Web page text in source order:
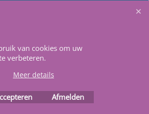
Webwinkel gemaakt met
ShopFactory webwinkel
van cookies om uw
verbeteren.
Meer details
Afmelden